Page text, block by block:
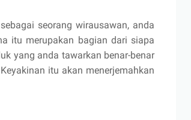
sebagai seorang wirausawan, anda
itu merupakan bagian dari siapa
yang anda tawarkan benar-benar
itu akan menerjemahkan